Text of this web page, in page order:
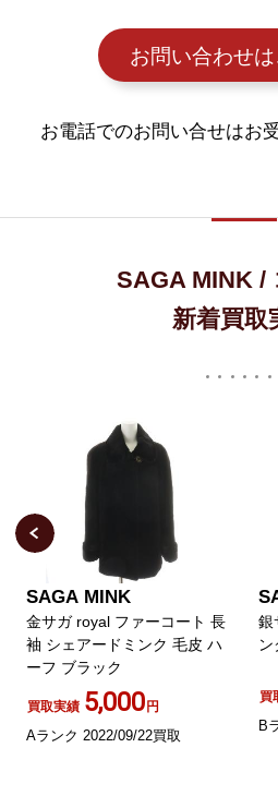
お問い合わせは
お電話でのお問い合せはお
SAGA MINK /
新着買取
SAGA MINK
金サガ royal ファーコート 長
袖 シェアードミンク 毛皮 ハ
ーフ ブラック
買取実績 5,000円
Aランク 2022/09/22買取
銀
買
B